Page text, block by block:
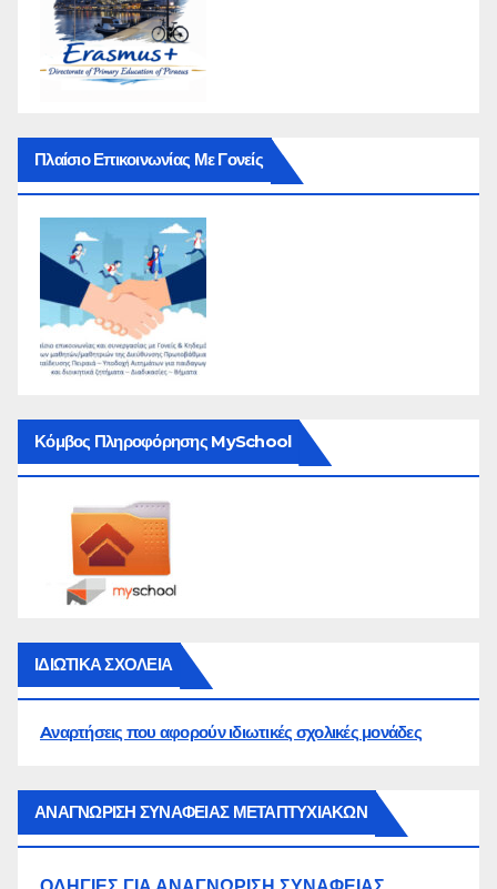
Πλαίσιο Επικοινωνίας Με Γονείς
Κόμβος Πληροφόρησης MySchool
ΙΔΙΩΤΙΚΑ ΣΧΟΛΕΙΑ
Aναρτήσεις που αφορούν ιδιωτικές σχολικές μονάδες
ΑΝΑΓΝΩΡΙΣΗ ΣΥΝΑΦΕΙΑΣ ΜΕΤΑΠΤΥΧΙΑΚΩΝ